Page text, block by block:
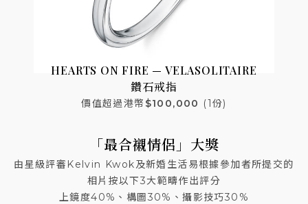
HEARTS ON FIRE — VELASOLITAIRE
鑽石戒指
價值超過港幣 $100,000 (1份)
「最合襯情侶」大獎
由星級評審Kelvin Kwok及新婚生活易根據參加者所提交的
相片按以下3大範疇作出評分
上鏡度40%、構圖30%、攝影技巧30%